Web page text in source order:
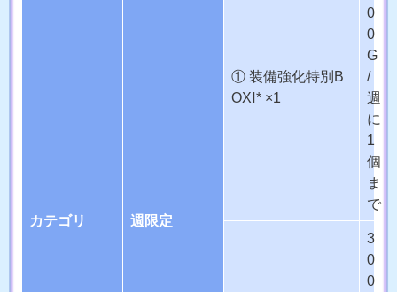
カテゴリ 週限定
① 装備強化特別B
OXⅠ* ×1
0
0
G
/
週
に
1
個
ま
で
3
0
0